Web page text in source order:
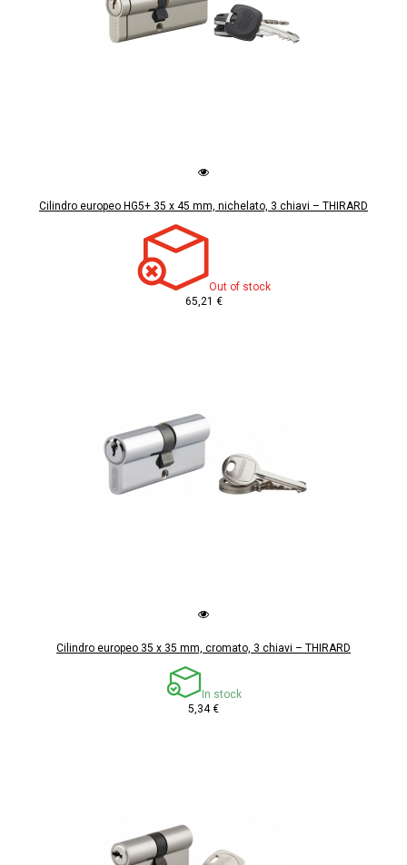
Cilindro europeo HG5+ 35 x 45 mm, nichelato, 3 chiavi – THIRARD
Out of stock
65,21 €
Cilindro europeo 35 x 35 mm, cromato, 3 chiavi – THIRARD
In stock
5,34 €